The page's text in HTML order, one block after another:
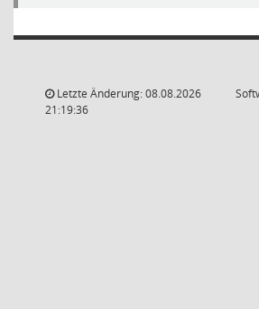
Letzte Änderung: 08.08.2026
21:19:36